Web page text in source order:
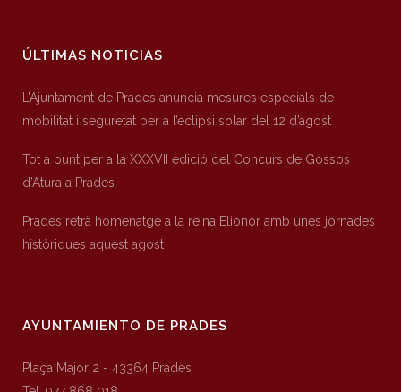
ÚLTIMAS NOTICIAS
L’Ajuntament de Prades anuncia mesures especials de
mobilitat i seguretat per a l’eclipsi solar del 12 d’agost
Tot a punt per a la XXXVII edició del Concurs de Gossos
d’Atura a Prades
Prades retrà homenatge a la reina Elionor amb unes jornades
històriques aquest agost
AYUNTAMIENTO DE PRADES
Plaça Major 2 - 43364 Prades